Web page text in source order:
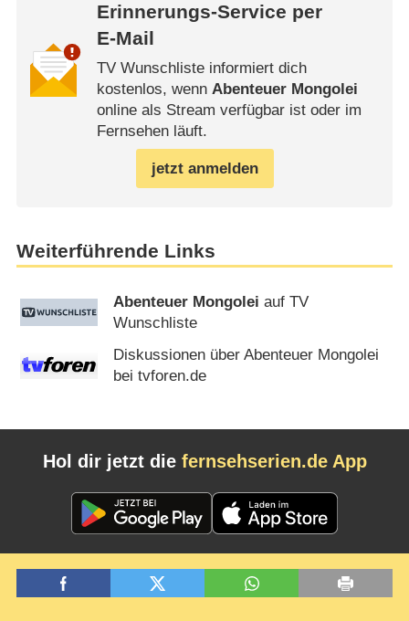
Erinnerungs-Service per
E-Mail
TV Wunschliste informiert dich
kostenlos, wenn Abenteuer Mongolei
online als Stream verfügbar ist oder im
Fernsehen läuft.
jetzt anmelden
Weiterführende Links
Abenteuer Mongolei auf TV
Wunschliste
Diskussionen über Abenteuer Mongolei
bei tvforen.de
Hol dir jetzt die fernsehserien.de App